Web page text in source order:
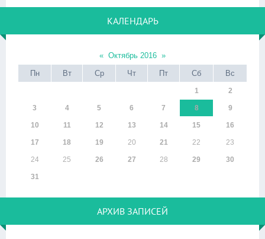
КАЛЕНДАРЬ
« Октябрь 2016 »
Пн
Вт Ср Чт Пт Сб Вс
1 2
3 4 5 6 7 8 9
10 11 12 13 14 15 16
17 18 19 20 21 22 23
24 25 26 27 28 29 30
31
АРХИВ ЗАПИСЕЙ